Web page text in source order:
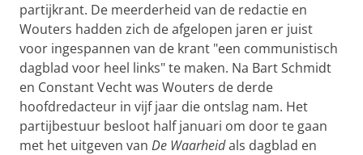
partijkrant. De meerderheid van de redactie en
Wouters hadden zich de afgelopen jaren er juist
voor ingespannen van de krant "een communistisch
dagblad voor heel links" te maken. Na Bart Schmidt
en Constant Vecht was Wouters de derde
hoofdredacteur in vijf jaar die ontslag nam. Het
partijbestuur besloot half januari om door te gaan
met het uitgeven van De Waarheidals dagblad en